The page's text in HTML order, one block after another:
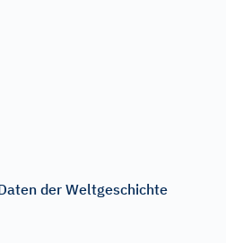
der Weltgeschichte